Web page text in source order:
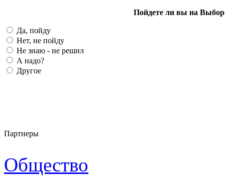
Пойдете ли вы на
Да, пойду
Нет, не пойду
Не знаю - не решил
А надо?
Другое
Партнеры
Общество